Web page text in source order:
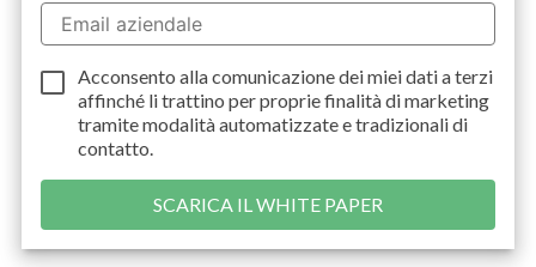
Acconsento alla comunicazione dei miei dati aterzi
affinché li trattino per proprie finalità di marketing
tramite modalità automatizzate e tradizionali di
contatto.